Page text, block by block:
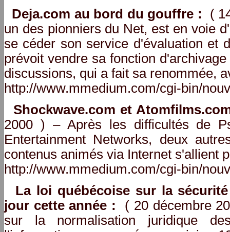
Deja.com au bord du gouffre : (
un des pionniers du Net, est en voie
se céder son service d'évaluation et
prévoit vendre sa fonction
discussions, qui a fait sa renommée,
http://www.mmedium.com/cgi-bin/
Shockwave.com et
2000 ) – Après les difficultés de
Entertainment Networks, deux
contenus animés via Internet s'allient
http://www.mmedium.com/cgi-bin/
La loi québécoise sur la
jour cette année : ( 20 décembre
sur la normalisation juridique